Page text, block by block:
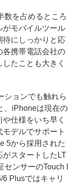
を占めるところ
がモバイルツール
待にしっかりと応
各携帯電話会社の
たことも大きく
ョンでも触れら
、iPhoneは現在の
仕様をいち早く
デルでサポート
5から採用された
スタートしたLT
ンサーのTouch I
Plusではキャリ